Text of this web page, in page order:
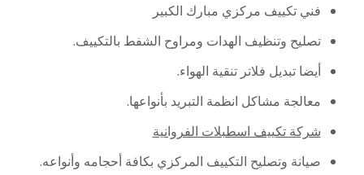
فني تكييف مركزي مبارك الكبير
تصليح وتنظيف الهدات ومراوح الشفط بالتكييف.
أيضا تبديل فلاتر تنقية الهواء.
معالجة مشاكل انظمة التبريد بأنواعها.
شركة تكييف اسطبلات الفروانية
صيانة وتصليح التكييف المركزي بكافة أحجامه وأنواعه.